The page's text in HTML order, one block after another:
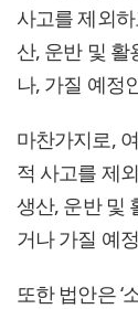
사고를 제외
산, 운반 및 활
나, 가질 예정
마찬가지로,
적 사고를 제
생산, 운반 및
거나 가질 예
또한 법안은 ‘